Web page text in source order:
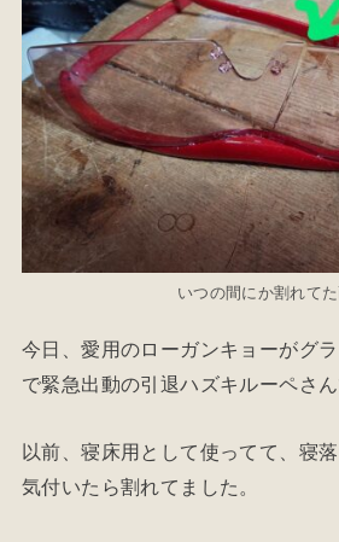
いつの間にか割れて
今日、愛用のローガンキョーがグ
で緊急出動の引退ハズキルーペさん
以前、寝床用として使ってて、寝
気付いたら割れてました。